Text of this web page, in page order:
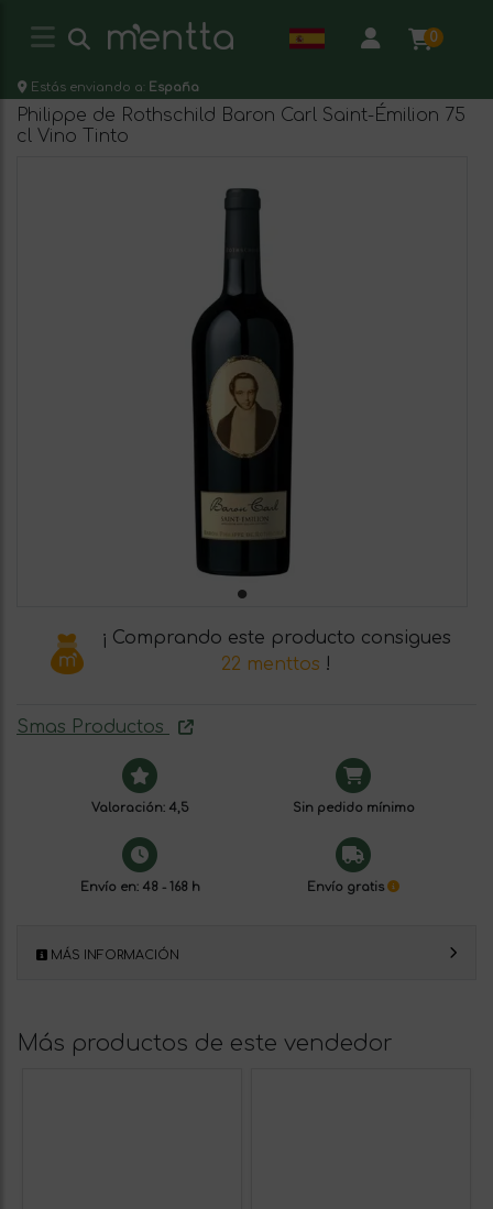
0
Estás enviando a: España
Philippe de Rothschild Baron Carl Saint-Émilion 75
cl Vino Tinto
¡ Comprando este producto consigues
22 menttos !
Smas Productos
Valoración: 4,5 Sin pedido mínimo
Envío en: 48 - 168 h Envío gratis
MÁS INFORMACIÓN
Más productos de este vendedor